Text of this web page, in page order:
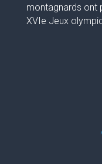
montagnards ont
XVIe Jeux